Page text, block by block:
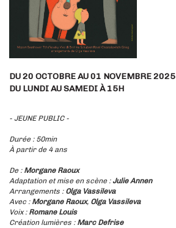
DU 20 OCTOBRE AU 01 NOVEMBRE 2025
DU LUNDI AU SAMEDI À 15H
- JEUNE PUBLIC -
Durée : 50min
À partir de 4 ans
De : Morgane Raoux
Adaptation et mise en scène :Julie Annen
Arrangements : Olga Vassileva
Avec : Morgane Raoux, Olga Vassileva
Voix : Romane Louis
Création lumières : Marc Defrise